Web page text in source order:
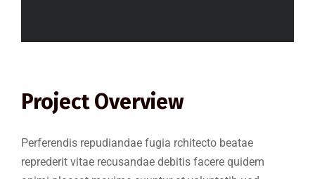
Project Overview
Perferendis repudiandae fugia rchitecto beatae
reprederit vitae recusandae debitis facere quidem